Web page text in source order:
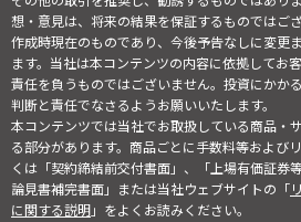
想・意見は、将来の結果を保証するものではご
作成時現在のものであり、今後予告なしに変更
ます。当社は本コンテンツの内容に依拠してお
責任を負うものではございません。投資にかか
判断と責任でなさるようお願いいたします。
本コンテンツでは当社でお取扱している商品・
る部分があります。商品ごとに手数料等および
くは「契約締結前交付書面」、「上場有価証券
論見書補完書面」または当社ウェブサイトの「
に関する説明」をよくお読みください。